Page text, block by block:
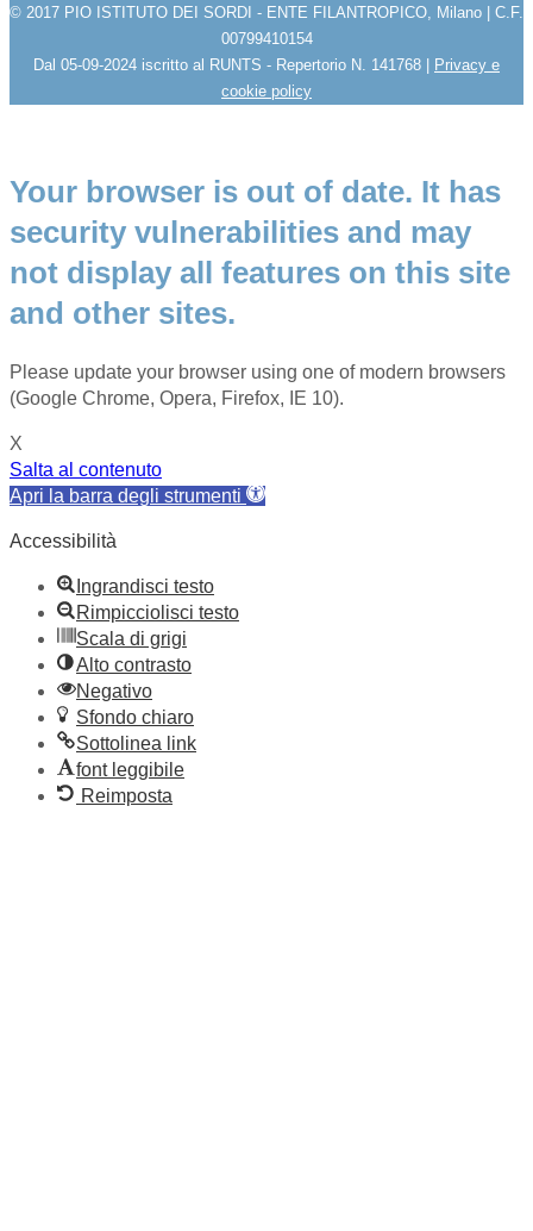
© 2017 PIO ISTITUTO DEI SORDI - ENTE FILANTROPICO, Milano | C.F.
00799410154
Dal 05-09-2024 iscritto al RUNTS - Repertorio N. 141768 | Privacy e
cookie policy
Your browser is out of date. It has
security vulnerabilities and may
not display all features on this site
and other sites.
Please update your browser using one of modern browsers
(Google Chrome, Opera, Firefox, IE 10).
X
Salta al contenuto
Apri la barra degli strumenti
Accessibilità
Ingrandisci testo
Rimpicciolisci testo
Scala di grigi
Alto contrasto
Negativo
Sfondo chiaro
Sottolinea link
font leggibile
Reimposta